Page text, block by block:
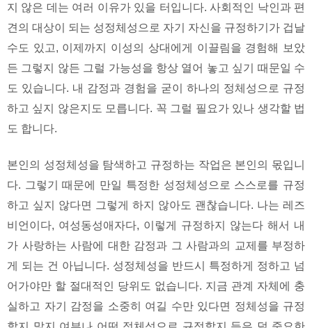
지 않은 데는 여러 이유가 있을 터입니다. 사회적인 낙인과 편
견의 대상이 되는 성정체성으로 자기 자신을 규정하기가 겁날
수도 있고, 이제까지 이성의 상대에게 이끌림을 경험해 보았
든 그렇지 않든 그럴 가능성을 항상 열어 놓고 싶기 때문일 수
도 있습니다. 내 감정과 경험을 굳이 하나의 정체성으로 규정
하고 싶지 않은지도 모릅니다. 꼭 그럴 필요가 있나 생각할 법
도 합니다.
본인의 성정체성을 탐색하고 규정하는 작업은 본인의 몫입니
다. 그렇기 때문에 만일 특정한 성정체성으로 스스로를 규정
하고 싶지 않다면 그렇게 하지 않아도 괜찮습니다. 나는 레즈
비언이다, 여성동성애자다, 이렇게 규정하지 않는다 해서 내
가 사랑하는 사람에 대한 감정과 그 사람과의 교제를 부정하
게 되는 건 아닙니다. 성정체성을 반드시 특정하게 정하고 넘
어가야만 할 절대적인 당위도 없습니다. 지금 관계 자체에 충
실하고 자기 감정을 소중히 여길 수만 있다면 정체성을 규정